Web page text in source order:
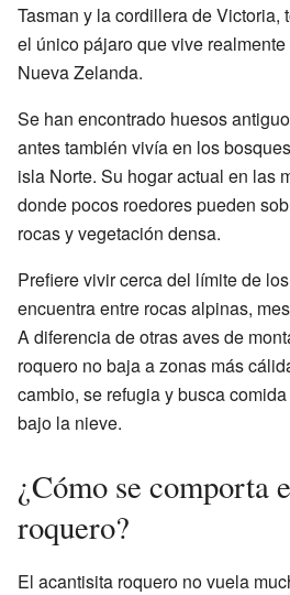
Tasman y la cordillera de Victoria,
el único pájaro que vive
Nueva Zelanda.
Se han encontrado huesos
antes también vivía en los
isla Norte. Su hogar actual en las
donde pocos roedores pueden
rocas y vegetación densa.
Prefiere vivir cerca del límite de
encuentra entre rocas alpinas,
A diferencia de otras aves de
roquero no baja a zonas más
cambio, se refugia y busca
bajo la nieve.
¿Cómo se comporta
roquero?
El acantisita roquero no vuela